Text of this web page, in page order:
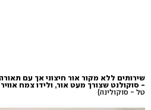
שירותים ללא מקור אור חיצוני אך עם
- סוקולנט שצורך מעט אור, ולידו צמח
טל - סוקולינה)